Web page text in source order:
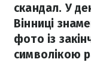
скандал. У
Вінниці
фото із
символікою